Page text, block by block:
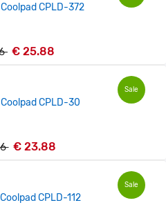
CPLD-372
€ 25.88
Sale
CPLD-30
€ 23.88
Sale
CPLD-112